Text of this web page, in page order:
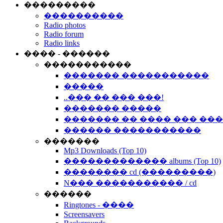
���������
����������
Radio photos
Radio forum
Radio links
���� - ������
�����������
������� �����������
�����
..��� �� ��� ���!
������� �����
������� �� ���� ���
������ �����������
�������
Mp3 Downloads (Top 10)
������������� albums (Top 10)
�������� cd (���������)
N��� ����������� / cd
������
Ringtones - ����
Screensavers